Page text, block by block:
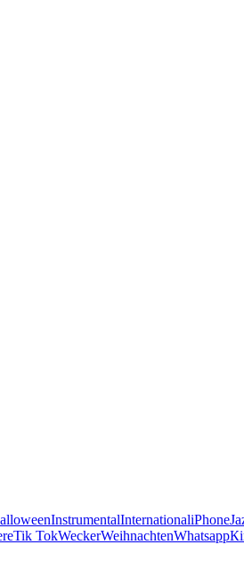
InstrumentalInternationaliPhone
Tik TokWeckerWeihnachtenWhatsapp